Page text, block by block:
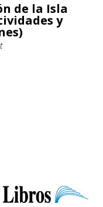
de la Isla
y